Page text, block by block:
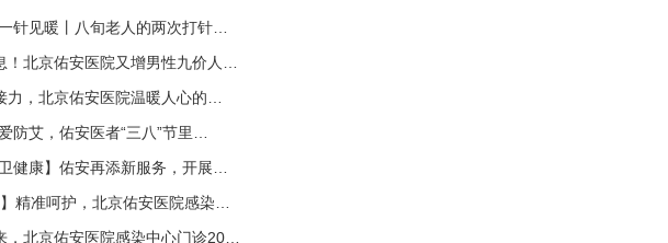
针见暖丨八旬老人的两次打针…
！北京佑安医院又增男性九价人…
力，北京佑安医院温暖人心的…
防艾，佑安医者“三八”节里…
健康】佑安再添新服务，开展…
】精准呵护，北京佑安医院感染…
，北京佑安医院感染中心门诊20…